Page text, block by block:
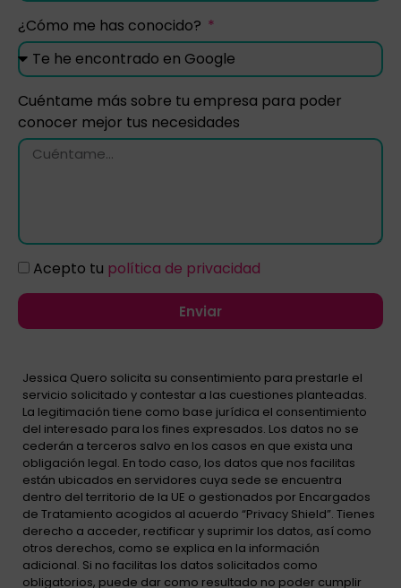
¿Cómo me has conocido?
Cuéntame más sobre tu empresa para poder
conocer mejor tus necesidades
Acepto tu política de privacidad
Enviar
Jessica Quero solicita su consentimiento para prestarle el
servicio solicitado y contestar a las cuestiones planteadas.
La legitimación tiene como base jurídica el consentimiento
del interesado para los fines expresados. Los datos no se
cederán a terceros salvo en los casos en que exista una
obligación legal. En todo caso, los datos que nos facilitas
están ubicados en servidores cuya sede se encuentra
dentro del territorio de la UE o gestionados por Encargados
de Tratamiento acogidos al acuerdo “Privacy Shield”. Tienes
derecho a acceder, rectificar y suprimir los datos, así como
otros derechos, como se explica en la información
adicional. Si no facilitas los datos solicitados como
obligatorios, puede dar como resultado no poder cumplir